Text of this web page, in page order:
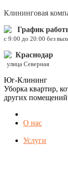
Клининговая
График
c 9:00 до 20:00 без
Краснодар
улица Северная
Юг-Клининг
Уборка квартир,
других помещений
О нас
Услуги